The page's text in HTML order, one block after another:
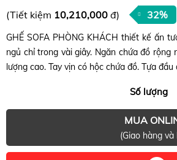
(Tiết kiệm 10,210,000 đ) 32%
GHẾ SOFA PHÒNG KHÁCH thiết kế ấn
ngủ chỉ trong vài giây. Ngăn chứa đồ
lượng cao. Tay vịn có hộc chứa đồ. Tựa
Số lượng
MUA
(Giao hàng